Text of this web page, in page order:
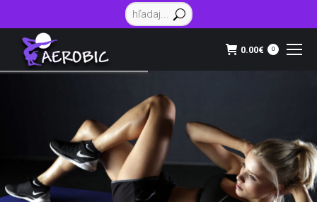
Vyhľadávanie:
0.00€ 0